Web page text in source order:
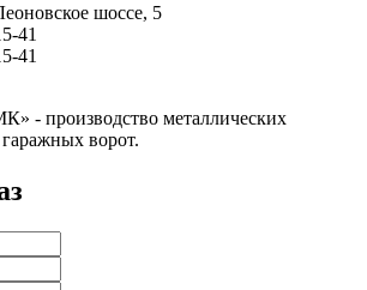
шоссе, 5
41
41
- производство металлических
ворот.